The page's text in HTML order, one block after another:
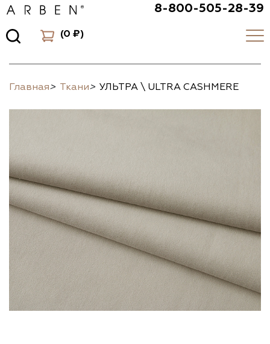
8-800-505-28-39
(0 ₽)
Главная> Ткани> УЛЬТРА \ ULTRA CASHMERE